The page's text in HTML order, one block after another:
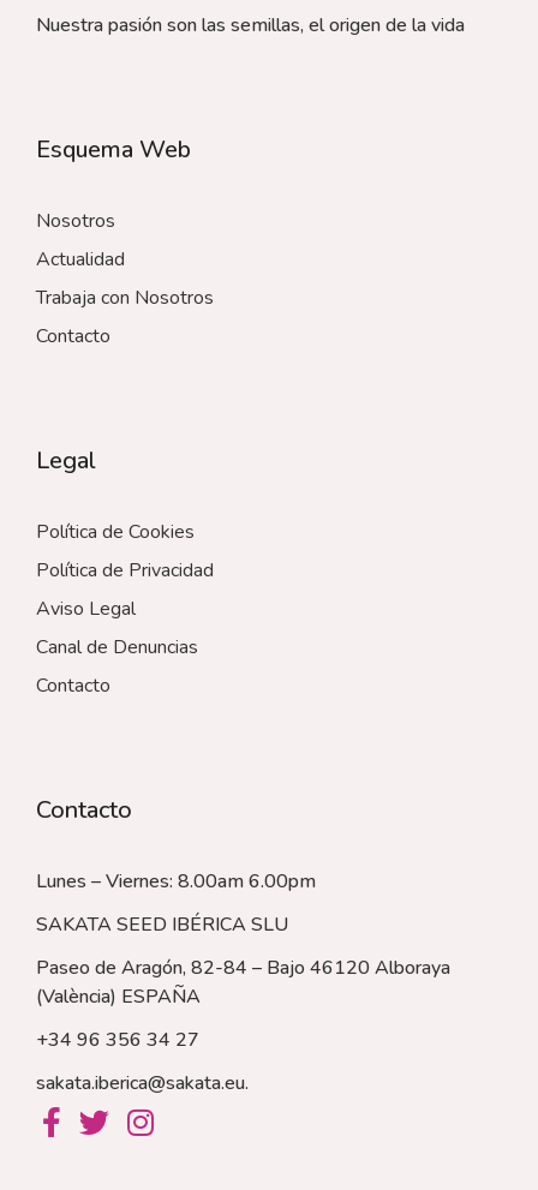
Nuestra pasión son las semillas, el origen de la vida
Esquema Web
Nosotros
Actualidad
Trabaja con Nosotros
Contacto
Legal
Política de Cookies
Política de Privacidad
Aviso Legal
Canal de Denuncias
Contacto
Contacto
Lunes – Viernes: 8.00am 6.00pm
SAKATA SEED IBÉRICA SLU
Paseo de Aragón, 82-84 – Bajo 46120 Alboraya
(València) ESPAÑA
+34 96 356 34 27
sakata.iberica@sakata.eu.